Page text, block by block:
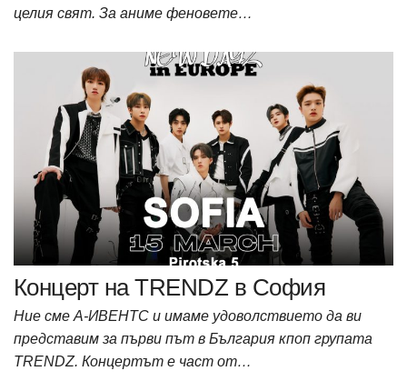
целия свят. За аниме феновете…
Концерт на TRENDZ в София
Ние сме А-ИВЕНТС и имаме удоволствието да ви
представим за първи път в България кпоп групата
TRENDZ. Концертът е част от…